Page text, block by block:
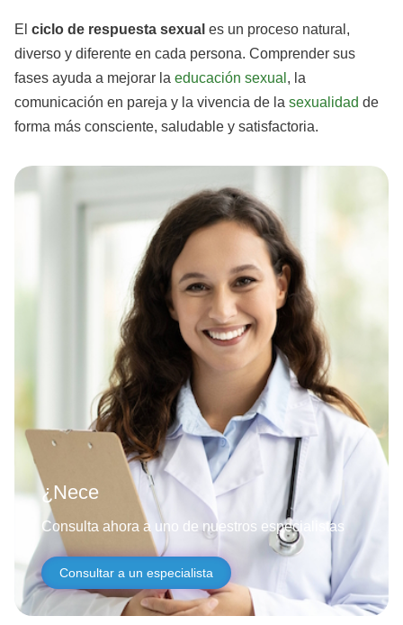
El ciclo de respuesta sexual es un proceso natural,
diverso y diferente en cada persona. Comprender sus
fases ayuda a mejorar la educación sexual , la
comunicación en pareja y la vivencia de la sexualidad de
forma más consciente, saludable y satisfactoria.
¿Necesitas ayud
Consulta ahora a uno de nuestros especialistas
Consultar a un especialista